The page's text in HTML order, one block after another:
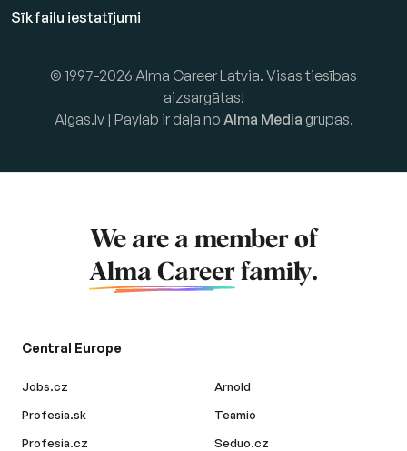
Sīkfailu iestatījumi
© 1997-2026 Alma Career Latvia. Visas tiesības
aizsargātas!
Algas.lv | Paylab ir daļa no Alma Media grupas.
We are a member of
Alma Career family.
Central Europe
Jobs.cz
Profesia.sk
Profesia.cz
Arnold
Teamio
Seduo.cz